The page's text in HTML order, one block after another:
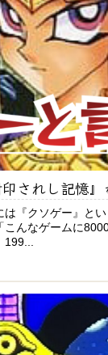
印されし記憶
『クソゲー』と
んなゲームに
199...